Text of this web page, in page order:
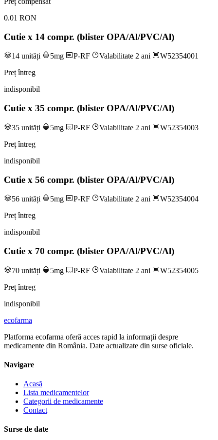
0.01 RON
Cutie x 14 compr. (blister OPA/Al/PVC/Al)
14 unități 5mg P-RF Valabilitate 2 ani
W52354001
Preț întreg
indisponibil
Cutie x 35 compr. (blister OPA/Al/PVC/Al)
35 unități 5mg P-RF Valabilitate 2 ani
W52354003
Preț întreg
indisponibil
Cutie x 56 compr. (blister OPA/Al/PVC/Al)
56 unități 5mg P-RF Valabilitate 2 ani
W52354004
Preț întreg
indisponibil
Cutie x 70 compr. (blister OPA/Al/PVC/Al)
70 unități 5mg P-RF Valabilitate 2 ani
W52354005
Preț întreg
indisponibil
ecofarma
Platforma ecofarma oferă acces rapid la informații despre
medicamente din România. Date actualizate din surse oficiale.
Navigare
Acasă
Lista medicamentelor
Categorii de medicamente
Contact
Surse de date